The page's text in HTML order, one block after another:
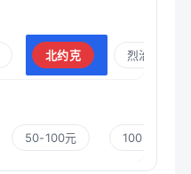
北约克 烈治文山
50-100元 100-300元